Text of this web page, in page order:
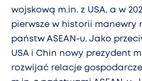
wojskową m.in. z USA, a w
pierwsze w historii manewry
państw ASEAN-u. Jako
USA i Chin nowy prezydent
rozwijać relacje